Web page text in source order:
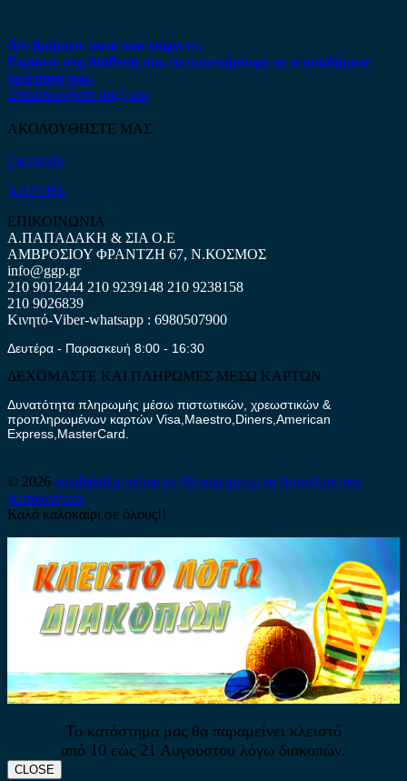
Δεν βρήκατε αυτό που ψάχνετε;
Είμαστε στη διάθεση σας να απαντήσουμε σε οποιαδήποτε
ερώτηση σας.
Επικοινωνήστε μαζί μας
ΑΚΟΛΟΥΘΗΣΤΕ ΜΑΣ
Facebook
ΧΑΡΤΗΣ
ΕΠΙΚΟΙΝΩΝΙΑ
Α.ΠΑΠΑΔΑΚΗ & ΣΙΑ Ο.Ε
ΑΜΒΡΟΣΙΟΥ ΦΡΑΝΤΖΗ 67, Ν.ΚΟΣΜΟΣ
info@ggp.gr
210 9012444 210 9239148 210 9238158
210 9026839
Κινητό-Viber-whatsapp : 6980507900
Δευτέρα - Παρασκευή 8:00 - 16:30
ΔΕΧΟΜΑΣΤΕ ΚΑΙ ΠΛΗΡΩΜΕΣ ΜΕΣΩ ΚΑΡΤΩΝ
Δυνατότητα πληρωμής μέσω πιστωτικών, χρεωστικών &
προπληρωμένων καρτών Visa,Maestro,Diners,American
Express,MasterCard.
© 2026 antallaktika-online.eu Μεταχειρισμένα Ανταλλακτικά
Αυτοκινήτων
Καλό καλοκαίρι σε όλους!!
Το κατάστημα μας θα παραμείνει κλειστό
από 10 εώς 21 Αυγούστου λόγω διακοπών.
CLOSE